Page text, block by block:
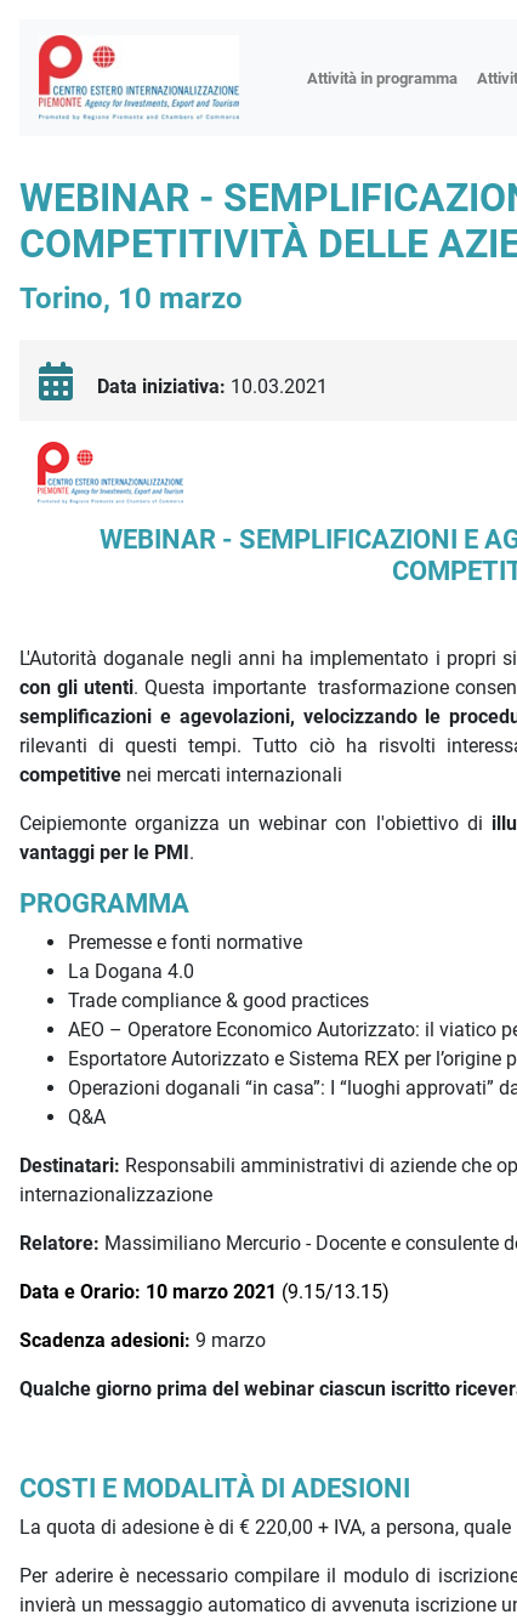
Attività in programma Fiere
WEBINAR -
COMPETITIVITÀ DELLE
Torino, 10 marzo
Data iniziativa: 10.03.2021
Descrizione iniziativa
WEBINAR - SEMPLIFICAZIONI E
L'Autorità doganale negli anni ha implementato i propri
con gli utenti. Questa importante trasformazione
semplificazioni e agevolazioni, velocizzando le
rilevanti di questi tempi. Tutto ciò ha risvolti
competitive nei mercati internazionali
Ceipiemonte organizza un webinar con l'obiettivo di
vantaggi per le PMI.
PROGRAMMA
Premesse e fonti normative
La Dogana 4.0
Trade compliance & good practices
AEO – Operatore Economico Autorizzato: il viatico
Esportatore Autorizzato e Sistema REX per l’origine
Operazioni doganali “in casa”: I “luoghi approvati”
Q&A
Destinatari: Responsabili amministrativi di aziende che
internazionalizzazione
Relatore: Massimiliano Mercurio - Docente e consulente
Data e Orario: 10 marzo 2021 (9.15/13.15)
Scadenza adesioni: 9 marzo
Qualche giorno prima del webinar ciascun iscritto
COSTI E MODALITÀ DI ADESIONI
La quota di adesione è di € 220,00 + IVA, a persona,
Per aderire è necessario compilare il modulo di
invierà un messaggio automatico di avvenuta iscrizione